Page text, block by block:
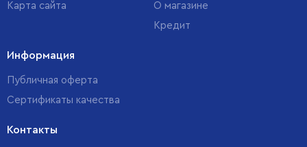
Карта сайта
О магазине
Кредит
Информация
Публичная оферта
Сертификаты качества
Контакты